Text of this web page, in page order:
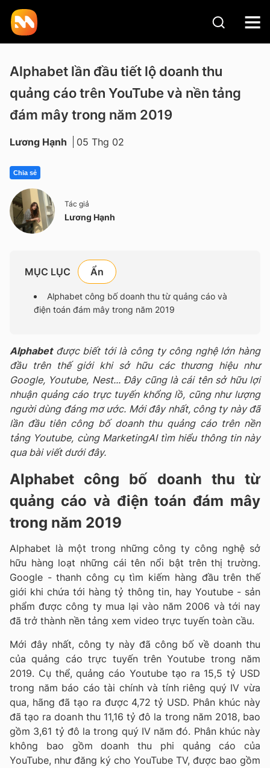
Alphabet lần đầu tiết lộ doanh thu
quảng cáo trên YouTube và nền tảng
đám mây trong năm 2019
Lương Hạnh 05 Thg 02
Chia sẻ
Tác giả
Lương Hạnh
MỤC LỤC
Alphabet công bố doanh thu từ quảng cáo và
điện toán đám mây trong năm 2019
Alphabetđược biết tới là công ty công nghệ lớn hàng
đầu trên thế giới khi sở hữu các thương hiệu như
Google, Youtube, Nest... Đây cũng là cái tên sở hữu lợi
nhuận quảng cáo trực tuyến khổng lồ, cũng như lượng
người dùng đáng mơ ước. Mới đây nhất, công ty này đã
lần đầu tiên công bố doanh thu quảng cáo trên nền
tảng Youtube, cùng MarketingAI tìm hiểu thông tin này
qua bài viết dưới đây.
Alphabet công bố doanh thu từ
quảng cáo và điện toán đám mây
trong năm 2019
Alphabet là một trong những công ty công nghệ sở
hữu hàng loạt những cái tên nổi bật trên thị trường.
Google - thanh công cụ tìm kiếm hàng đầu trên thế
giới khi chứa tới hàng tỷ thông tin, hay Youtube - sản
phẩm được công ty mua lại vào năm 2006 và tới nay
đã trở thành nền tảng xem video trực tuyến toàn cầu.
Mới đây nhất, công ty này đã công bố về doanh thu
của quảng cáo trực tuyến trên Youtube trong năm
2019. Cụ thể, quảng cáo Youtube tạo ra 15,5 tỷ USD
trong năm báo cáo tài chính và tính riêng quý IV vừa
qua, hãng đã tạo ra được 4,72 tỷ USD. Phân khúc này
đã tạo ra doanh thu 11,16 tỷ đô la trong năm 2018, bao
gồm 3,61 tỷ đô la trong quý IV năm đó. Phân khúc này
không bao gồm doanh thu phi quảng cáo của
YouTube, như đăng ký cho YouTube TV, được bao gồm